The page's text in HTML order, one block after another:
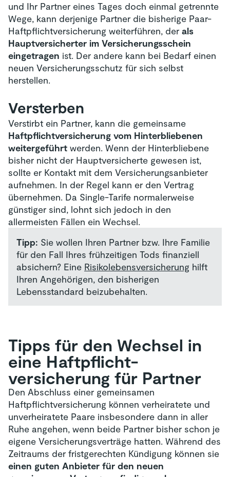
und Ihr Partner eines Tages doch einmal getrennte
Wege, kann derjenige Partner die bisherige Paar-
Haftpflichtversicherung weiterführen, der als
Hauptversicherter im Versicherungsschein
eingetragen ist. Der andere kann bei Bedarf einen
neuen Versicherungsschutz für sich selbst
herstellen.
Versterben
Verstirbt ein Partner, kann die gemeinsame
Haftpflichtversicherung vom Hinterbliebenen
weitergeführt werden. Wenn der Hinterbliebene
bisher nicht der Hauptversicherte gewesen ist,
sollte er Kontakt mit dem Versicherungsanbieter
aufnehmen. In der Regel kann er den Vertrag
übernehmen. Da Single-Tarife normalerweise
günstiger sind, lohnt sich jedoch in den
allermeisten Fällen ein Wechsel.
Tipp: Sie wollen Ihren Partner bzw. Ihre Familie
für den Fall Ihres frühzeitigen Tods finanziell
absichern? Eine Risikolebensversicherung hilft
Ihren Angehörigen, den bisherigen
Lebensstandard beizubehalten.
Tipps für den Wechsel in
eine Haft­pflicht­
versicherung für Partner
Den Abschluss einer gemeinsamen
Haftpflichtversicherung können verheiratete und
unverheiratete Paare insbesondere dann in aller
Ruhe angehen, wenn beide Partner bisher schon je
eigene Versicherungsverträge hatten. Während des
Zeitraums der fristgerechten Kündigung können sie
einen guten Anbieter für den neuen